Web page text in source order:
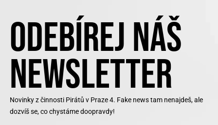
ODEBÍREJ NÁŠ
NEWSLETTER
Novinky z činnosti Pirátů v Praze 4. Fake news tam nenajdeš, ale
dozvíš se, co chystáme doopravdy!